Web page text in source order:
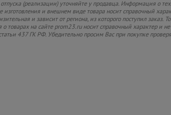
(реализации) уточняйте у продавца. Информация о
изготовления и внешнем виде товара носит справочный
и зависит от региона, из которого поступил заказ.
товарах на сайте prom23.ru носит справочный характер и
437 ГК РФ. Убедительно просим Вас при покупке